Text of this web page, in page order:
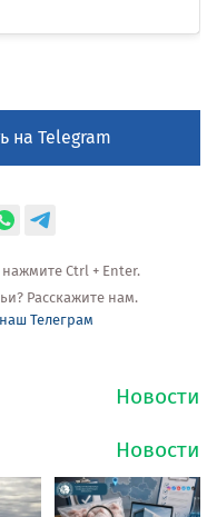
на Telegram
Ctrl + Enter.
Расскажите нам.
Телеграм